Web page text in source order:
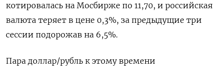
котировалась на Мосбирже по 11,70, и российская
валюта теряет в цене 0,3%, за предыдущие три
сессии подорожав на 6,5%.
Пара доллар/рубль к этому времени